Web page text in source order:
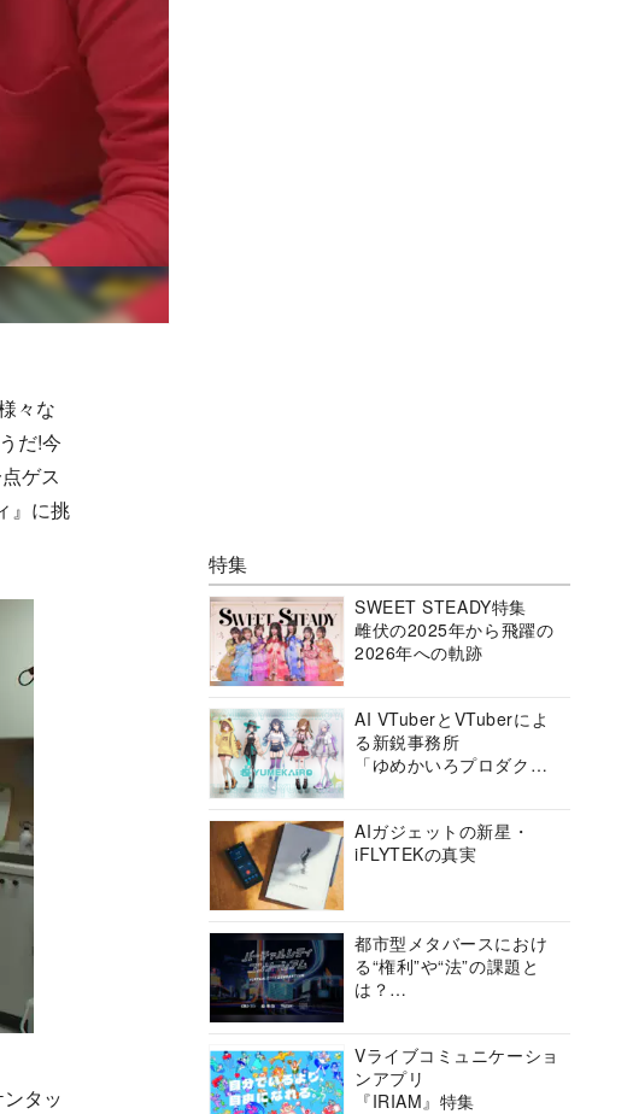
々な
だ!今
ゲス
』に挑
タッ
特集
SWEET STEADY特集
雌伏の2025年から飛躍の
2026年への軌跡
AI VTuberとVTuberによ
る新鋭事務所
「ゆめかいろプロダクシ
AIガジェットの新星・
iFLYTEKの真実
都市型メタバースにおけ
る“権利”や“法”の課題と
は？
ーシアムの挑戦に迫る
Vライブコミュニケーショ
ンアプリ
『IRIAM』特集